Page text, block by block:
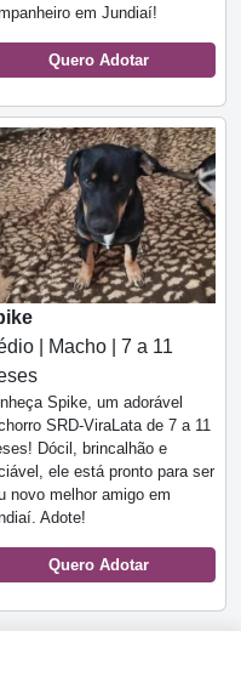
em Jundiaí!
Quero Adotar
| Macho | 7 a 11
Spike, um adorável
SRD-ViraLata de 7 a 11
Dócil, brincalhão e
ele está pronto para ser
novo melhor amigo em
Adote!
Quero Adotar